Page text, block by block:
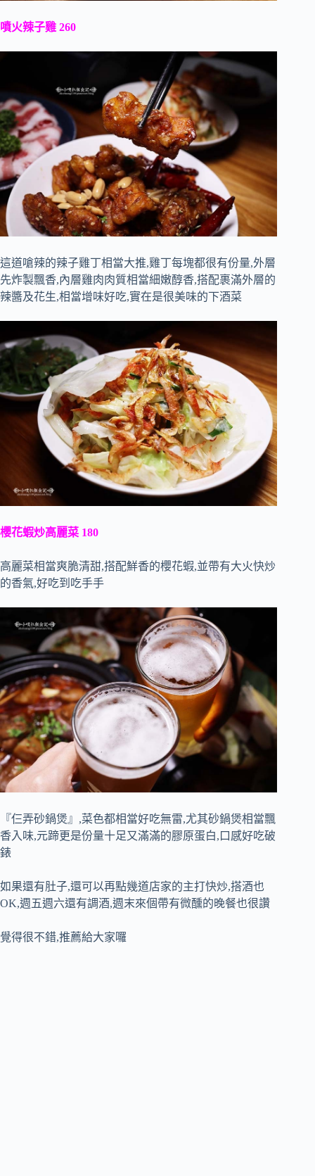
噴火辣子雞 260
這道嗆辣的辣子雞丁相當大推,雞丁每塊都很有份量,外層
先炸製飄香,內層雞肉肉質相當細嫩醇香,搭配裹滿外層的
辣醬及花生,相當增味好吃,實在是很美味的下酒菜
櫻花蝦炒高麗菜 180
高麗菜相當爽脆清甜,搭配鮮香的櫻花蝦,並帶有大火快炒
的香氣,好吃到吃手手
『仨弄砂鍋煲』,菜色都相當好吃無雷,尤其砂鍋煲相當飄
香入味,元蹄更是份量十足又滿滿的膠原蛋白,口感好吃破
錶
如果還有肚子,還可以再點幾道店家的主打快炒,搭酒也
OK,週五週六還有調酒,週末來個帶有微醺的晚餐也很讚
覺得很不錯,推薦給大家囉